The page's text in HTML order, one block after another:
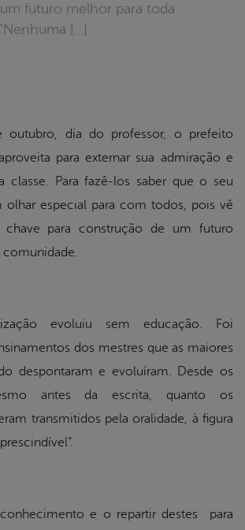
futuro melhor para toda
[…]
outubro, dia do professor, o prefeito
para externar sua admiração e
classe. Para fazê-los saber que o seu
olhar especial para com todos, pois vê
para construção de um futuro
comunidade.
evoluiu sem educação. Foi
dos mestres que as maiores
despontaram e evoluíram. Desde os
antes da escrita, quanto os
transmitidos pela oralidade, à figura
e o repartir destes para